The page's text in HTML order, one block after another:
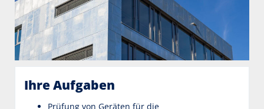
Ihre Aufgaben
Prüfung von Geräten für die